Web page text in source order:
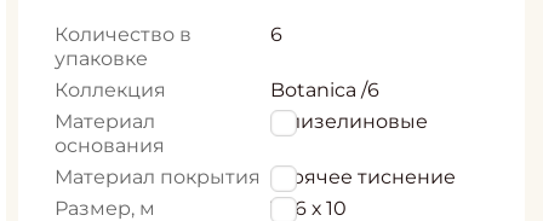
Количество в
упаковке
6
Коллекция
Botanica /6
Материал
основания
Флизелиновые
Материал покрытия Горячее тиснение
Размер, м
1,06 х 10